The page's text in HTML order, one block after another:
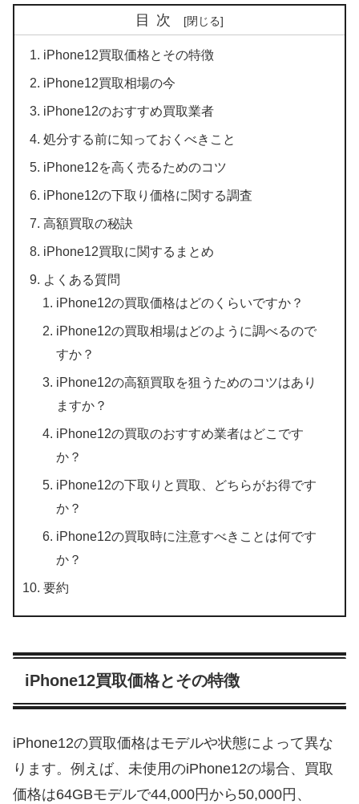
目次
iPhone12買取価格とその特徴
iPhone12買取相場の今
iPhone12のおすすめ買取業者
処分する前に知っておくべきこと
iPhone12を高く売るためのコツ
iPhone12の下取り価格に関する調査
高額買取の秘訣
iPhone12買取に関するまとめ
よくある質問
iPhone12の買取価格はどのくらいですか？
iPhone12の買取相場はどのように調べるので
すか？
iPhone12の高額買取を狙うためのコツはあり
ますか？
iPhone12の買取のおすすめ業者はどこです
か？
iPhone12の下取りと買取、どちらがお得です
か？
iPhone12の買取時に注意すべきことは何です
か？
要約
iPhone12買取価格とその特徴
iPhone12の買取価格はモデルや状態によって異な
ります。例えば、未使用のiPhone12の場合、買取
価格は64GBモデルで44,000円から50,000円、